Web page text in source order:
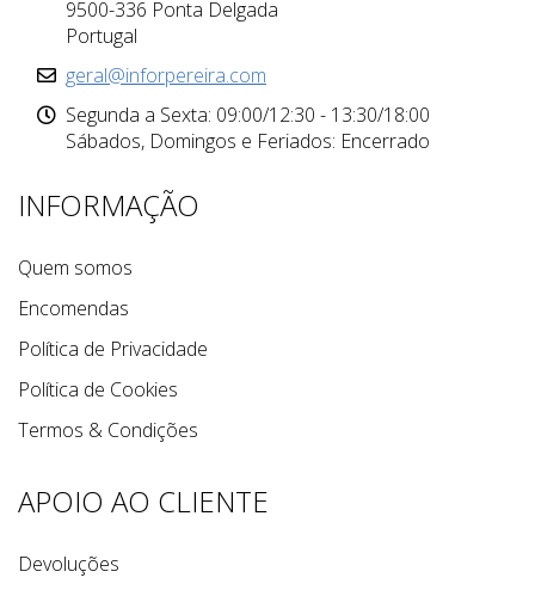
9500-336 Ponta Delgada
Portugal
geral@inforpereira.com
Segunda a Sexta: 09:00/12:30 - 13:30/18:00
Sábados, Domingos e Feriados: Encerrado
INFORMAÇÃO
Quem somos
Encomendas
Política de Privacidade
Política de Cookies
Termos & Condições
APOIO AO CLIENTE
Devoluções